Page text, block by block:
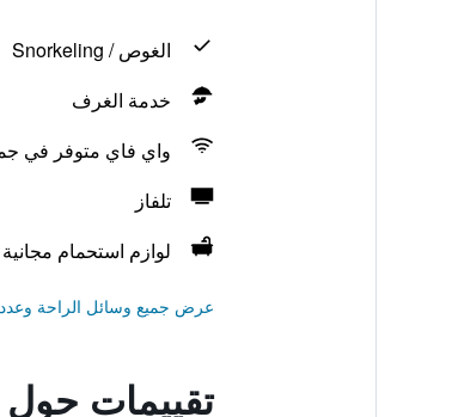
الغوص / Snorkeling
خدمة الغرف
واي فاي متوفر في
تلفاز
لوازم استحمام مجانية
عرض جميع وسائل الراحة
تقييمات